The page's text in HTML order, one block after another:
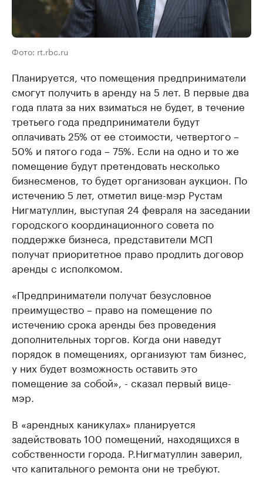
Фото: rt.rbc.ru
Планируется, что помещения предприниматели
смогут получить в аренду на 5 лет. В первые два
года плата за них взиматься не будет, в течение
третьего года предприниматели будут
оплачивать 25% от ее стоимости, четвертого –
50% и пятого года – 75%. Если на одно и то же
помещение будут претендовать несколько
бизнесменов, то будет организован аукцион. По
истечению 5 лет, отметил вице-мэр Рустам
Нигматуллин, выступая 24 февраля на заседании
городского координационного совета по
поддержке бизнеса, представители МСП
получат приоритетное право продлить договор
аренды с исполкомом.
«Предприниматели получат безусловное
преимущество – право на помещение по
истечению срока аренды без проведения
дополнительных торгов. Когда они наведут
порядок в помещениях, организуют там бизнес,
у них будет возможность оставить это
помещение за собой», - сказал первый вице-
мэр.
В «арендных каникулах» планируется
задействовать 100 помещений, находящихся в
собственности города. Р.Нигматуллин заверил,
что капитального ремонта они не требуют.